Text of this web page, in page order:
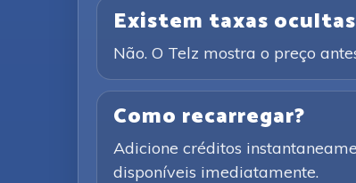
Existem taxas
Não. O Telz mostra o preço
Como recarregar?
Adicione créditos
disponíveis imediatamente.